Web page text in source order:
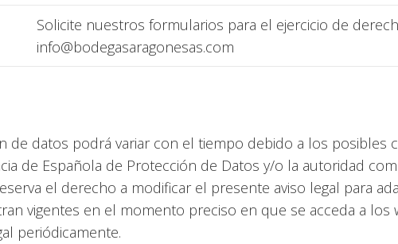
Solicite nuestros formularios para el ejercicio de
info@bodegasaragonesas.com
de datos podrá variar con el tiempo debido a los posibles
de Española de Protección de Datos y/o la autoridad
reserva el derecho a modificar el presente aviso legal para
vigentes en el momento preciso en que se acceda a los
periódicamente.